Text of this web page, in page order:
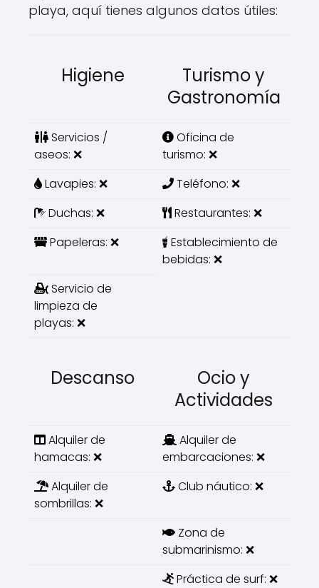
playa, aquí tienes algunos datos útiles:
Higiene
Turismo y
Gastronomía
Servicios /
aseos: ❌
Oficina de
turismo: ❌
Lavapies: ❌
Teléfono: ❌
Duchas: ❌
Restaurantes: ❌
Papeleras: ❌
Establecimiento de
bebidas: ❌
Servicio de
limpieza de
playas: ❌
Descanso
Ocio y
Actividades
Alquiler de
hamacas: ❌
Alquiler de
embarcaciones: ❌
Alquiler de
sombrillas: ❌
Club náutico: ❌
Zona de
submarinismo: ❌
Práctica de surf: ❌